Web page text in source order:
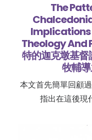
The
Implications
Theology And
特的迦克墩基
牧輔
本文首先簡單回顧
指出在這後現